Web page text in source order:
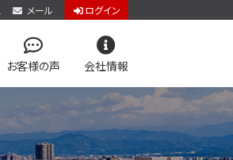
メール ログイン
お客様の声 会社情報